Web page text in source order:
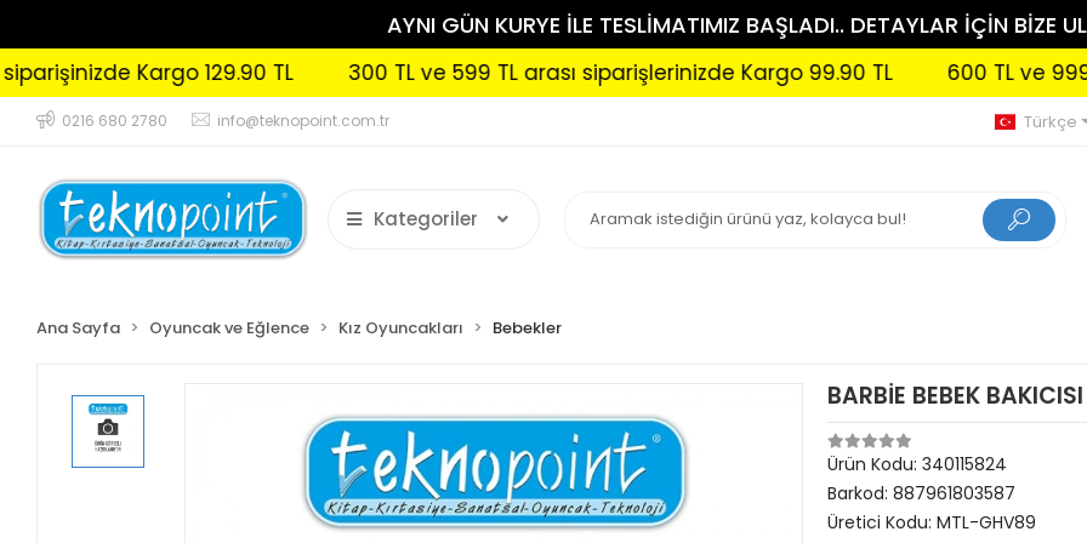
AYNI GÜN KURYE İLE TESLİMATIMIZ BAŞLADI.. DETAYLAR İÇİN BİZE
Kargo 129.90 TL 300 TL ve 599 TL arası siparişlerinizde Kargo 99.90 TL 600 TL ve 999 TL
0216 680 2780 info@teknopoint.com.tr Türkçe
Kategoriler
Ana Sayfa Oyuncak ve Eğlence Kız Oyuncakları Bebekler
BARBİE BEBEK
Ürün Kodu: 340115824
Barkod: 887961803587
Üretici Kodu: MTL-GHV89